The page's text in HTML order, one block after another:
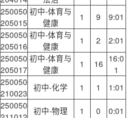
250050
205015
初中-体育与
健康
1 9 9:01
250050
205016
初中-体育与
健康
1 2 2:01
250050
205017
初中-体育与
健康
1 16 16:0
1
250050
210023
初中-化学 1 1 1:01
250050
初中-物理 1 0 0:01